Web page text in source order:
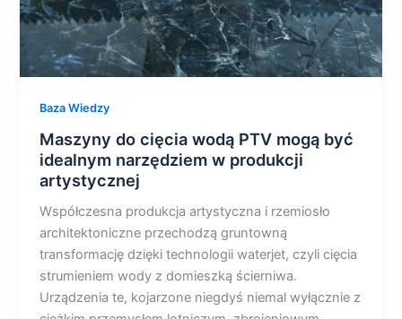
Baza Wiedzy
Maszyny do cięcia wodą PTV mogą być
idealnym narzędziem w produkcji
artystycznej
Współczesna produkcja artystyczna i rzemiosło
architektoniczne przechodzą gruntowną
transformację dzięki technologii waterjet, czyli cięcia
strumieniem wody z domieszką ścierniwa.
Urządzenia te, kojarzone niegdyś niemal wyłącznie z
w
produkcji
artystycznej